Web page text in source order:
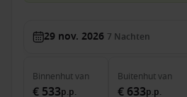
29 nov. 2026 7 Nachten
Binnenhutvan
€ 533p.p.
Buitenhutvan
€ 633p.p.